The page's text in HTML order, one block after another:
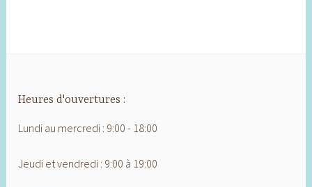
Heures d'ouvertures :
Lundi au mercredi : 9:00 - 18:00
Jeudi et vendredi : 9:00 à 19:00